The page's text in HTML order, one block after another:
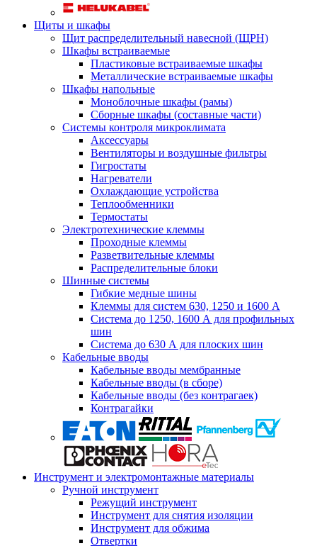
Щиты и шкафы
Щит распределительный навесной (ЩРН)
Шкафы встраиваемые
Пластиковые встраиваемые шкафы
Металлические встраиваемые шкафы
Шкафы напольные
Моноблочные шкафы (рамы)
Сборные шкафы (составные части)
Системы контроля микроклимата
Аксессуары
Вентиляторы и воздушные фильтры
Гигростаты
Нагреватели
Охлаждающие устройства
Теплообменники
Термостаты
Электротехнические клеммы
Проходные клеммы
Разветвительные клеммы
Распределительные блоки
Шинные системы
Гибкие медные шины
Клеммы для систем 630, 1250 и 1600 А
Система до 1250, 1600 А для профильных
шин
Система до 630 А для плоских шин
Кабельные вводы
Кабельные вводы мембранные
Кабельные вводы (в сборе)
Кабельные вводы (без контрагаек)
Контрагайки
Инструмент и электромонтажные материалы
Ручной инструмент
Режущий инструмент
Инструмент для снятия изоляции
Инструмент для обжима
Отвертки